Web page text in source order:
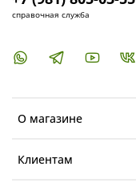
О магазине
Клиентам
справочная служба